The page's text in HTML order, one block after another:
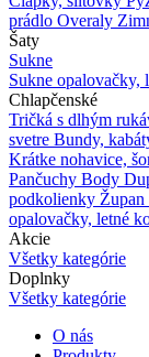
prádlo Overaly
Šaty
Sukne
Sukne opalovačky,
Chlapčenské
Tričká s dlhým
svetre Bundy,
Krátke nohavice,
Pančuchy Body
podkolienky Župan
opalovačky, letné
Akcie
Všetky kategórie
Doplnky
Všetky kategórie
O nás